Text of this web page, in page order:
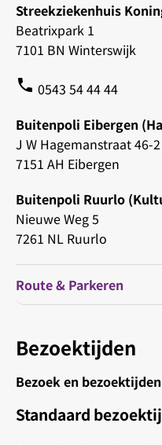
Streekziekenhuis
Beatrixpark 1
7101 BN Winterswijk
phone 0543 54 44 44
Buitenpoli Eibergen
J W Hagemanstraat 46-2
7151 AH Eibergen
Buitenpoli Ruurlo
Nieuwe Weg 5
7261 NL Ruurlo
Route & Parkeren
Bezoektijden
Bezoek en bezoektijden
Standaard